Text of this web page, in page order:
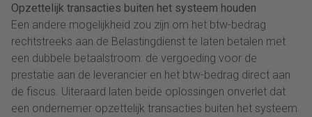
Opzettelijk transacties buiten het systeem houden
Een andere mogelijkheid zou zijn om het btw-bedrag
rechtstreeks aan de Belastingdienst te laten betalen met
een dubbele betaalstroom: de vergoeding voor de
prestatie aan de leverancier en het btw-bedrag direct aan
de fiscus. Uiteraard laten beide oplossingen onverlet dat
een ondernemer opzettelijk transacties buiten het systeem